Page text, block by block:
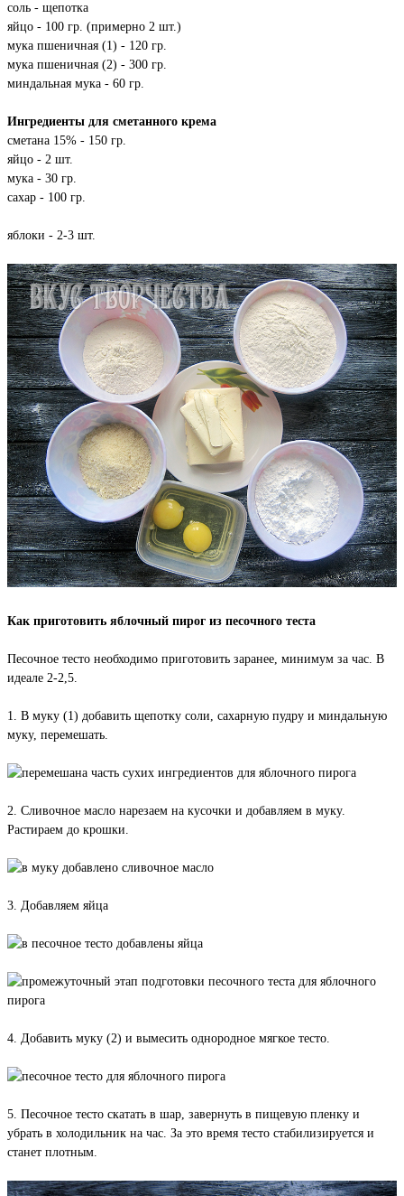
соль - щепотка
яйцо - 100 гр. (примерно 2 шт.)
мука пшеничная (1) - 120 гр.
мука пшеничная (2) - 300 гр.
миндальная мука - 60 гр.
Ингредиенты для сметанного крема
сметана 15% - 150 гр.
яйцо - 2 шт.
мука - 30 гр.
сахар - 100 гр.
яблоки - 2-3 шт.
Как приготовить яблочный пирог из песочного теста
Песочное тесто необходимо приготовить заранее, минимум за час. В
идеале 2-2,5.
1. В муку (1) добавить щепотку соли, сахарную пудру и миндальную
муку, перемешать.
2. Сливочное масло нарезаем на кусочки и добавляем в муку.
Растираем до крошки.
3. Добавляем яйца
4. Добавить муку (2) и вымесить однородное мягкое тесто.
5. Песочное тесто скатать в шар, завернуть в пищевую пленку и
убрать в холодильник на час. За это время тесто стабилизируется и
станет плотным.